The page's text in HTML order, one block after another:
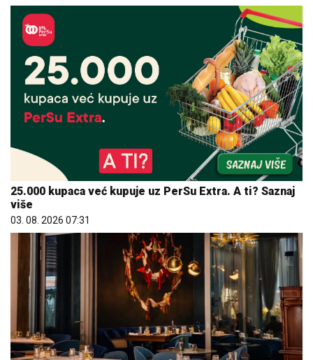
25.000 kupaca već kupuje uz PerSu Extra. A ti? Saznaj
više
03. 08. 2026 07:31